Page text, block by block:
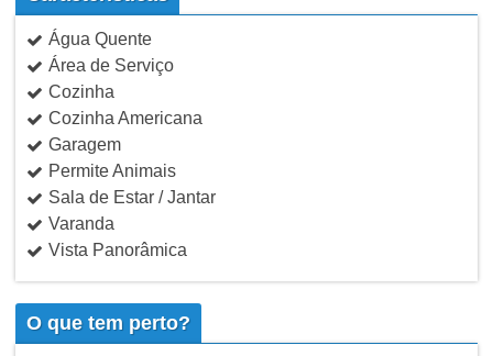
Água Quente
Área de Serviço
Cozinha
Cozinha Americana
Garagem
Permite Animais
Sala de Estar / Jantar
Varanda
Vista Panorâmica
O que tem perto?